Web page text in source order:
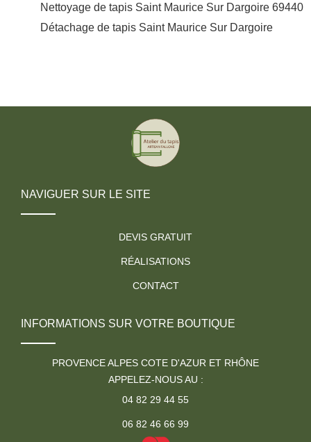
Nettoyage de tapis Saint Maurice Sur Dargoire 69440
Détachage de tapis Saint Maurice Sur Dargoire
NAVIGUER SUR LE SITE
DEVIS GRATUIT
RÉALISATIONS
CONTACT
INFORMATIONS SUR VOTRE BOUTIQUE
PROVENCE ALPES COTE D'AZUR ET RHÔNE
APPELEZ-NOUS AU :
04 82 29 44 55
06 82 46 66 99